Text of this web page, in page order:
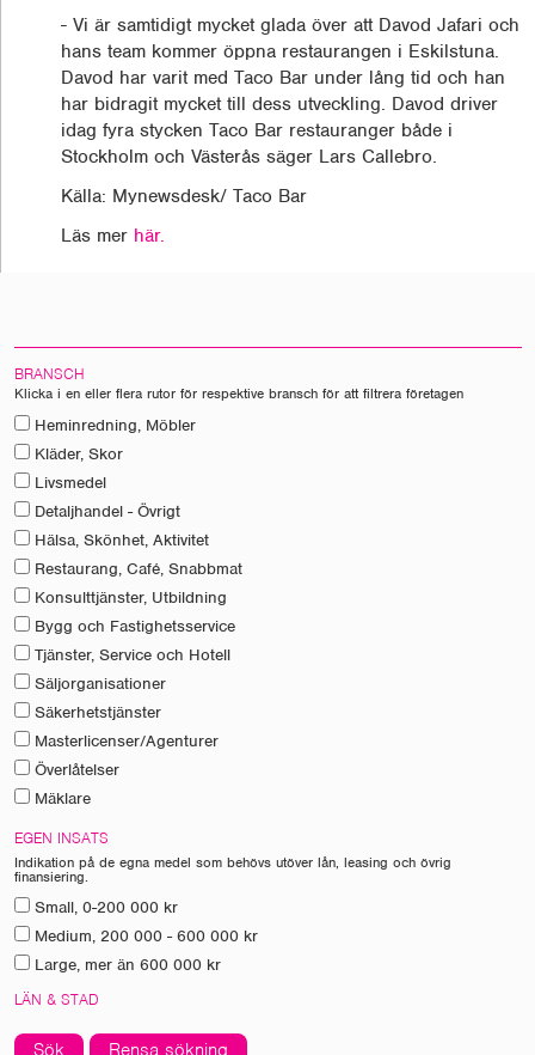
- Vi är samtidigt mycket glada över att Davod Jafari och
hans team kommer öppna restaurangen i Eskilstuna.
Davod har varit med Taco Bar under lång tid och han
har bidragit mycket till dess utveckling. Davod driver
idag fyra stycken Taco Bar restauranger både i
Stockholm och Västerås säger Lars Callebro.
Källa: Mynewsdesk/ Taco Bar
Läs mer här.
BRANSCH
Klicka i en eller flera rutor för respektive bransch för att filtrera företagen
Heminredning, Möbler
Kläder, Skor
Livsmedel
Detaljhandel - Övrigt
Hälsa, Skönhet, Aktivitet
Restaurang, Café, Snabbmat
Konsulttjänster, Utbildning
Bygg och Fastighetsservice
Tjänster, Service och Hotell
Säljorganisationer
Säkerhetstjänster
Masterlicenser/Agenturer
Överlåtelser
Mäklare
EGEN INSATS
Indikation på de egna medel som behövs utöver lån, leasing och övrig
finansiering.
Small, 0-200 000 kr
Medium, 200 000 - 600 000 kr
Large, mer än 600 000 kr
LÄN & STAD
Sök Rensa sökning